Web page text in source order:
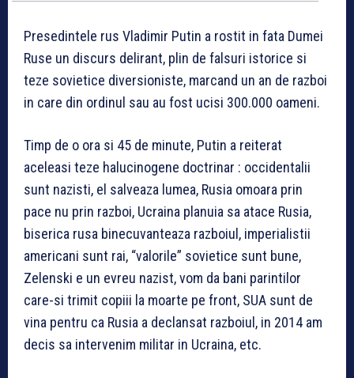
Presedintele rus Vladimir Putin a rostit in fata Dumei
Ruse un discurs delirant, plin de falsuri istorice si
teze sovietice diversioniste, marcand un an de razboi
in care din ordinul sau au fost ucisi 300.000 oameni.
Timp de o ora si 45 de minute, Putin a reiterat
aceleasi teze halucinogene doctrinar : occidentalii
sunt nazisti, el salveaza lumea, Rusia omoara prin
pace nu prin razboi, Ucraina planuia sa atace Rusia,
biserica rusa binecuvanteaza razboiul, imperialistii
americani sunt rai, “valorile” sovietice sunt bune,
Zelenski e un evreu nazist, vom da bani parintilor
care-si trimit copiii la moarte pe front, SUA sunt de
vina pentru ca Rusia a declansat razboiul, in 2014 am
decis sa intervenim militar in Ucraina, etc.